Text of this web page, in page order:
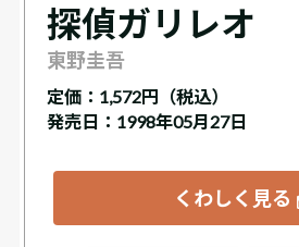
探偵ガリレオ
東野圭吾
定価： 1,572円（税込）
発売日：1998年05月27日
くわしく見る